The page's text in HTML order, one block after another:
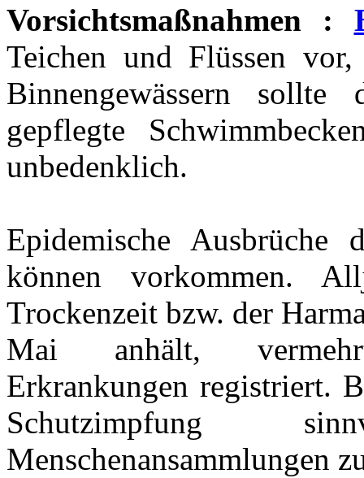
Vorsichtsmaßnahmen :
Teichen und Flüssen
Binnengewässern
gepflegte
unbedenklich.
Epidemische Ausbrüche
können vorkommen.
Trockenzeit bzw. der
Mai anhält, vermehrt
Erkrankungen registriert.
Schutzimpfung
Menschenansammlungen